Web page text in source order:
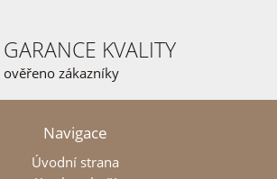
GARANCE KVALITY
ověřeno zákazníky
Navigace
Úvodní strana